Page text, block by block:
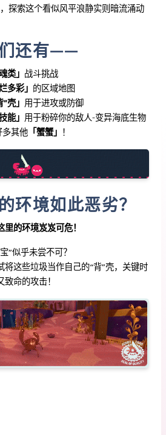
探索这个看似风平浪静实则暗流涌动
还有——
类」 战斗挑战
多彩」 的区域地图
”壳」 用于进攻或防御
能」 用于粉碎你的敌人-变异海底生物
多其他 「蟹蟹」 ！
环境如此恶劣？
的环境岌岌可危！
”似乎未尝不可？
将这些垃圾当作自己的“背”壳，关键时
命的攻击！